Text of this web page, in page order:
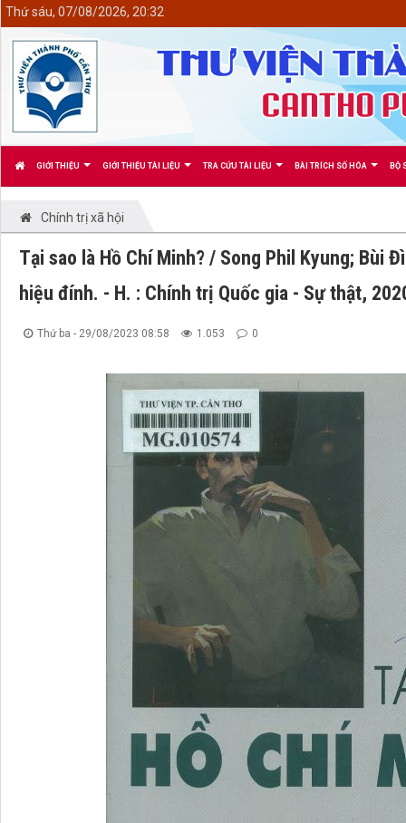
GIỚI THIỆU GIỚI THIỆU TÀI LIỆU TRA CỨU TÀI LIỆU BÀI TRÍCH SỐ HÓA BỘ
Thứ sáu, 07/08/2026, 20:32
Chính trị xã hội
Tại sao là Hồ Chí Minh? / Song Phil Kyung; Bùi
hiệu đính. - H. : Chính trị Quốc gia - Sự thật,
Thứ ba - 29/08/2023 08:58 1.053 0
<